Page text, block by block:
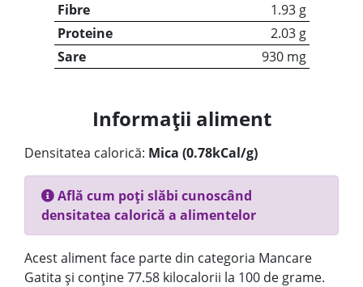
Fibre
1.93 g
Proteine
2.03 g
Sare
930 mg
Informații aliment
Densitatea calorică: Mica (0.78kCal/g)
Află cum poți slăbi cunoscând
densitatea calorică a alimentelor
Acest aliment face parte din categoria Mancare
Gatita și conține 77.58 kilocalorii la 100 de grame.